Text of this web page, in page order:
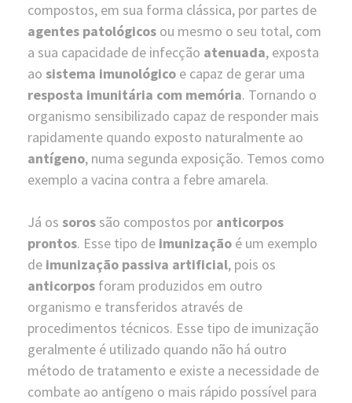
compostos, em sua forma clássica, por partes de
agentes patológicos ou mesmo o seu total, com
a sua capacidade de infecção atenuada, exposta
ao sistema imunológico e capaz de gerar uma
resposta imunitária com memória. Tornando o
organismo sensibilizado capaz de responder mais
rapidamente quando exposto naturalmente ao
antígeno, numa segunda exposição. Temos como
exemplo a vacina contra a febre amarela.
Já os soros são compostos por anticorpos
prontos. Esse tipo de imunização é um exemplo
de imunização passiva artificial, pois os
anticorpos foram produzidos em outro
organismo e transferidos através de
procedimentos técnicos. Esse tipo de imunização
geralmente é utilizado quando não há outro
método de tratamento e existe a necessidade de
combate ao antígeno o mais rápido possível para